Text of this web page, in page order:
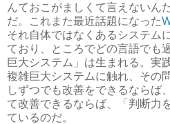
んておこがましくて言えないん
だ。これまた最近話題になった
それ自体ではなくあるシステム
ており、ところでどの言語でも
巨大システム」は生まれる。実
複雑巨大システムに触れ、その
しずつでも改善をできるならば
て改善できるならば、「判断力
ているのだ。